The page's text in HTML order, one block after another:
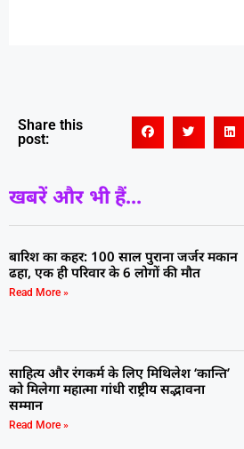
Share this
post:
खबरें और भी हैं...
बारिश का कहर: 100 साल पुराना जर्जर मकान
ढहा, एक ही परिवार के 6 लोगों की मौत
Read More »
साहित्य और रंगकर्म के लिए मिथिलेश ‘कान्ति’
को मिलेगा महात्मा गांधी राष्ट्रीय सद्भावना
सम्मान
Read More »